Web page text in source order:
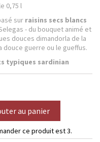
0,75 l
sur raisins secs blancs
- du bouquet animé et
douces dimandorla de la
guerre ou le gueffus.
typiques sardinian
au panier
ce produit est 3.